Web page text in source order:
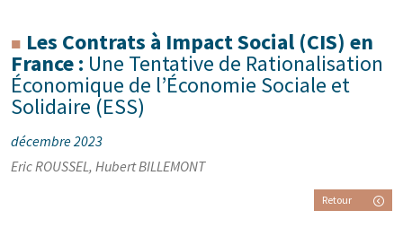
Les Contrats à Impact Social (CIS) en
France : Une Tentative de Rationalisation
Économique de l’Économie Sociale et
Solidaire (ESS)
décembre 2023
Eric ROUSSEL, Hubert BILLEMONT
Retour